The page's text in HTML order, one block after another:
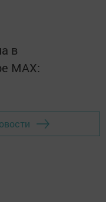
в
MАХ: